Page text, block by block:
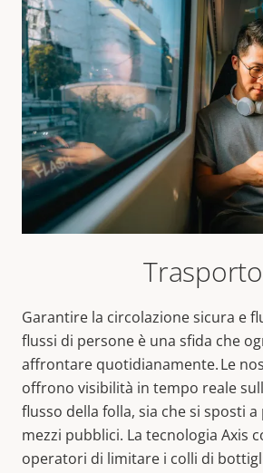
Trasporto
Garantire la circolazione sicura e
flussi di persone è una sfida che
affrontare quotidianamente. Le
offrono visibilità in tempo reale
flusso della folla, sia che si sposti a
mezzi pubblici. La tecnologia Axis
operatori di limitare i colli di